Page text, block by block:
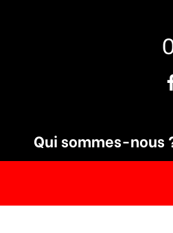
Qui sommes-nous